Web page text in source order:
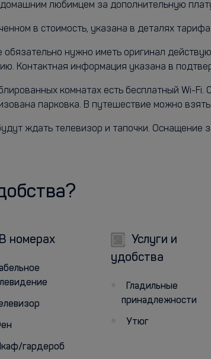
любимцем за дополнительную
в стоимость, указана в деталях тарифа.
обязательно нужно иметь оригинал
Контактная информация указана в
комнатах есть бесплатный Wi-
парковка. В путешествие можно
ждать телевизор и тапочки. Оснащение
В номерах
гардероб
Услуги и
удобства
Гладильные
принадлежности
Утюг